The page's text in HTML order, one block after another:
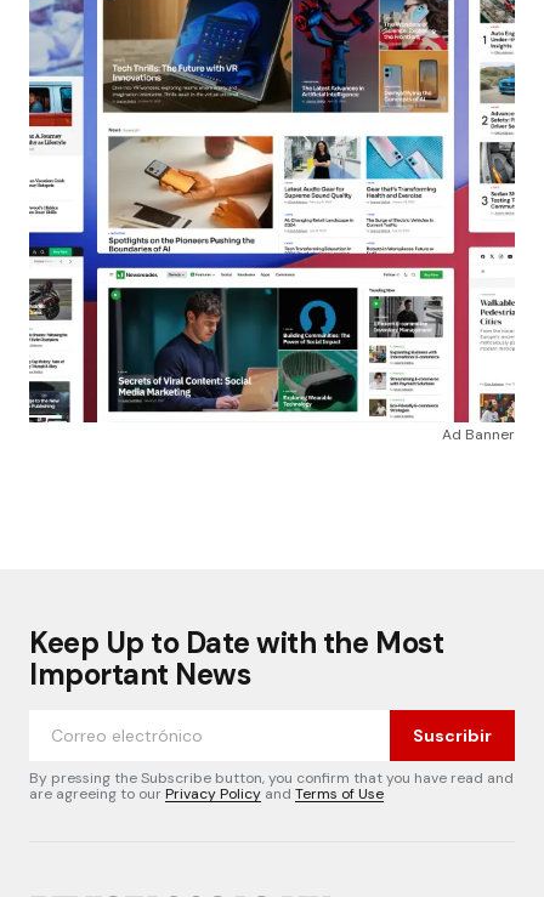
Ad Banner
Keep Up to Date with the Most
Important News
Suscribir
By pressing the Subscribe button, you confirm that you have read and
are agreeing to ourPrivacy Policy and Terms of Use